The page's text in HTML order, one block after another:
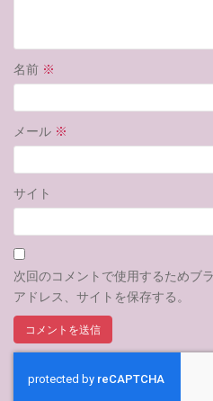
名前 ※
メール ※
サイト
次回のコメントで使用するためブ
アドレス、サイトを保存する。